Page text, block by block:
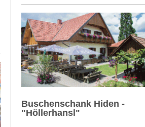
Buschenschank Hiden -
"Höllerhansl"